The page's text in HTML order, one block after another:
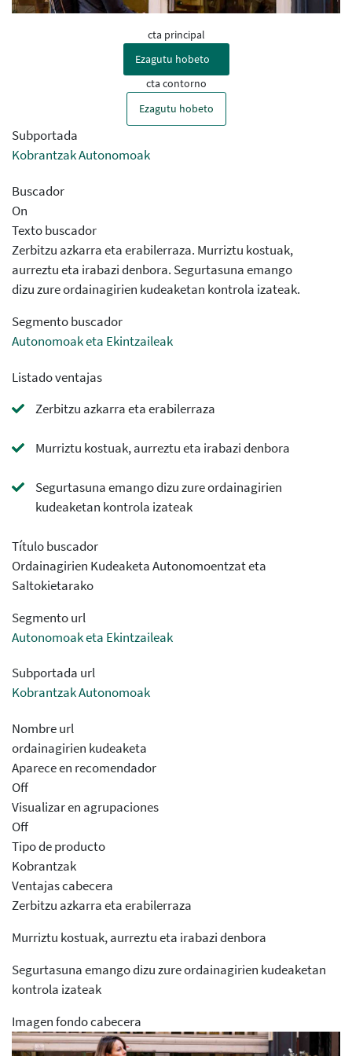
cta principal
Ezagutu hobeto
cta contorno
Ezagutu hobeto
Subportada
Kobrantzak Autonomoak
Buscador
On
Texto buscador
Zerbitzu azkarra eta erabilerraza. Murriztu kostuak,
aurreztu eta irabazi denbora. Segurtasuna emango
dizu zure ordainagirien kudeaketan kontrola izateak.
Segmento buscador
Autonomoak eta Ekintzaileak
Listado ventajas
Zerbitzu azkarra eta erabilerraza
Murriztu kostuak, aurreztu eta irabazi denbora
Segurtasuna emango dizu zure ordainagirien
kudeaketan kontrola izateak
Título buscador
Ordainagirien Kudeaketa Autonomoentzat eta
Saltokietarako
Segmento url
Autonomoak eta Ekintzaileak
Subportada url
Kobrantzak Autonomoak
Nombre url
ordainagirien kudeaketa
Aparece en recomendador
Off
Visualizar en agrupaciones
Off
Tipo de producto
Kobrantzak
Ventajas cabecera
Zerbitzu azkarra eta erabilerraza
Murriztu kostuak, aurreztu eta irabazi denbora
Segurtasuna emango dizu zure ordainagirien kudeaketan
kontrola izateak
Imagen fondo cabecera